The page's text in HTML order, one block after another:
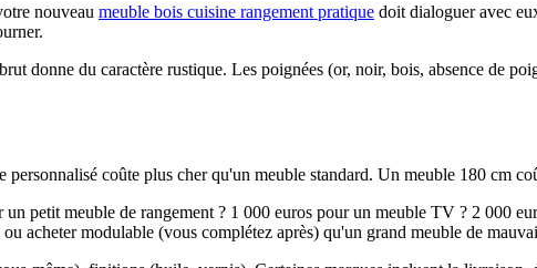
nouveau meuble bois cuisine rangement pratique doit dialoguer avec
donne du caractère rustique. Les poignées (or, noir, bois, absence de
coûte plus cher qu'un meuble standard. Un meuble 180 cm
petit meuble de rangement ? 1 000 euros pour un meuble TV ? 2 000
acheter modulable (vous complétez après) qu'un grand meuble de